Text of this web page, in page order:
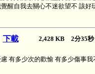
醒自我去關心不迷欲望不 該
下載
2,428 KB 2分35
有多少次的歡愉 有多少傷事